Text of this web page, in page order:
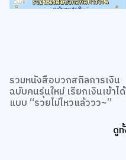
รวมหนังสือบวกสกิลการเงิน